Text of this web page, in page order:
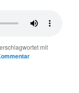
mit